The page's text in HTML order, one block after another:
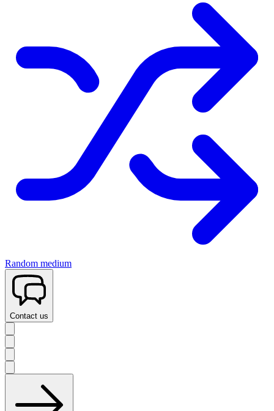
Random medium
Contact us